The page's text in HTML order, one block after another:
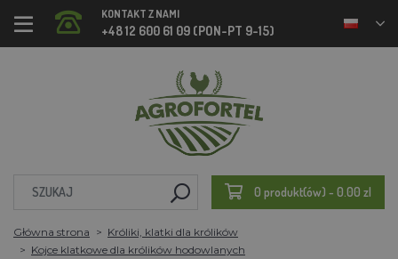
KONTAKT Z NAMI
+48 12 600 61 09 (PON-PT 9-15)
0 produkt(ów) - 0.00 zl
Główna strona
Króliki, klatki dla królików
Kojce klatkowe dla królików hodowlanych